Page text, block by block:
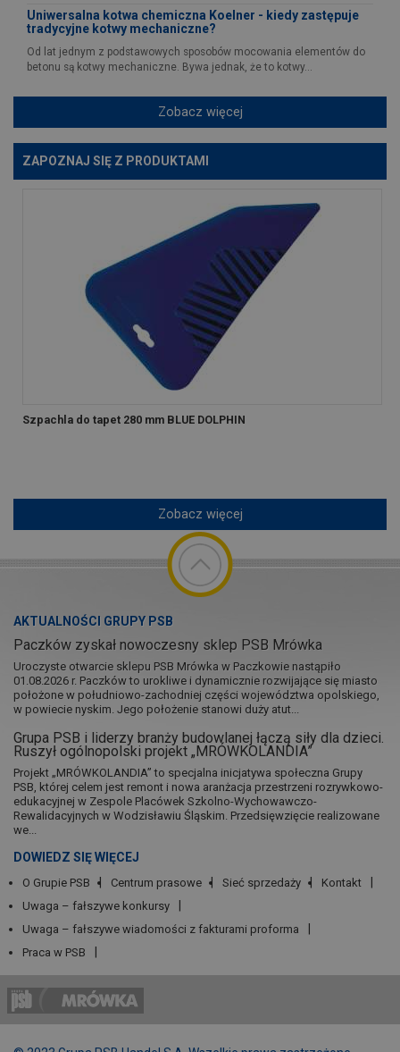
Uniwersalna kotwa chemiczna Koelner - kiedy zastępuje
tradycyjne kotwy mechaniczne?
Od lat jednym z podstawowych sposobów mocowania elementów do
betonu są kotwy mechaniczne. Bywa jednak, że to kotwy...
Zobacz więcej
ZAPOZNAJ SIĘ Z PRODUKTAMI
Szpachla do tapet 280 mm BLUE DOLPHIN
Zobacz więcej
AKTUALNOŚCI GRUPY PSB
Paczków zyskał nowoczesny sklep PSB Mrówka
Uroczyste otwarcie sklepu PSB Mrówka w Paczkowie nastąpiło
01.08.2026 r. Paczków to urokliwe i dynamicznie rozwijające się miasto
położone w południowo-zachodniej części województwa opolskiego,
w powiecie nyskim. Jego położenie stanowi duży atut...
Grupa PSB i liderzy branży budowlanej łączą siły dla dzieci.
Ruszył ogólnopolski projekt „MRÓWKOLANDIA”
Projekt „MRÓWKOLANDIA” to specjalna inicjatywa społeczna Grupy
PSB, której celem jest remont i nowa aranżacja przestrzeni rozrywkowo-
edukacyjnej w Zespole Placówek Szkolno-Wychowawczo-
Rewalidacyjnych w Wodzisławiu Śląskim. Przedsięwzięcie realizowane
we...
DOWIEDZ SIĘ WIĘCEJ
O Grupie PSB Centrum prasowe Sieć sprzedaży
Kontakt
Uwaga – fałszywe konkursy
Uwaga – fałszywe wiadomości z fakturami proforma
Praca w PSB